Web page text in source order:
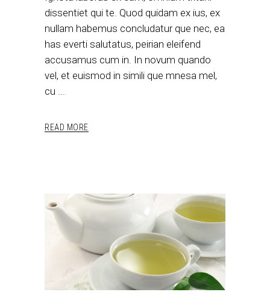
dissentiet qui te. Quod quidam ex ius, ex
nullam habemus concludatur que nec, ea
has everti salutatus, peirian eleifend
accusamus cum in. In novum quando
vel, et euismod in simili que mnesa mel,
cu
READ MORE